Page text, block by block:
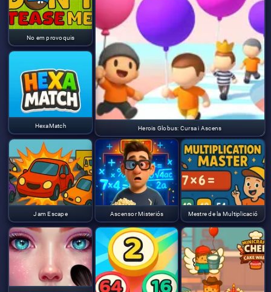
No em provoquis
Herois Globus: Cursa i Ascens
HexaMatch
Jam Escape Ascensor Misteriós Mestre de la Multiplicació